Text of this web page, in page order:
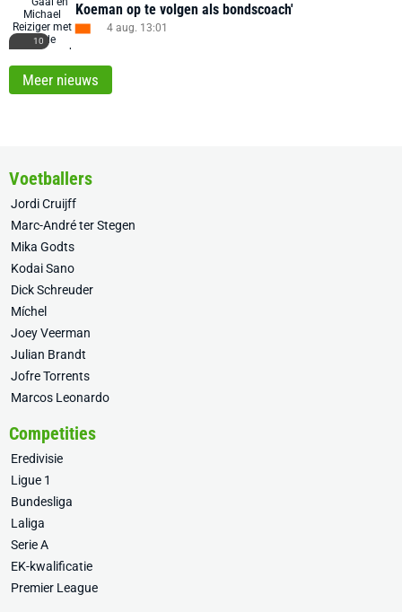
10
Koeman op te volgen als bondscoach'
4 aug. 13:01
Meer nieuws
Voetballers
Jordi Cruijff
Marc-André ter Stegen
Mika Godts
Kodai Sano
Dick Schreuder
Míchel
Joey Veerman
Julian Brandt
Jofre Torrents
Marcos Leonardo
Competities
Eredivisie
Ligue 1
Bundesliga
Laliga
Serie A
EK-kwalificatie
Premier League